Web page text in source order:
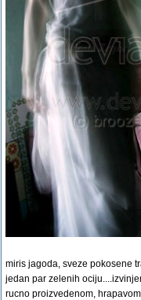
miris jagoda, sveze pokosene
jedan par zelenih
rucno proizvedenom,